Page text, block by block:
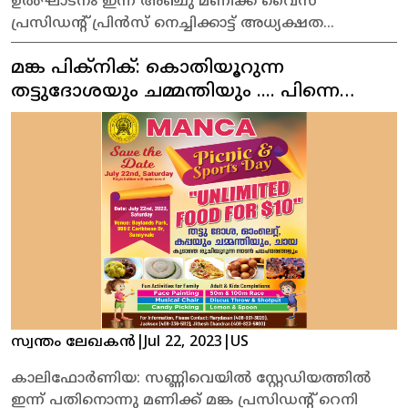
പ്രസിഡന്റ് പ്രിൻസ് നെച്ചിക്കാട്ട് അധ്യക്ഷത
വഹിക്കുന്ന യോഗത്തോട് കൂടി ആരംഭിക്കുന്നതാണ്.
സൂം പ്ലാറ്റുഫോമിലാണ് മീറ്റിംഗ് നടക്കുന്നത്. നിരവധി
വിശിഷ്ട വ്യക്തികൾ പങ്കെടുക്കുന്നു. സൂം ലിങ്ക്
ഫോമയുടെ വെബ്സൈറ്റിൽ നിന്നും
ലഭിക്കുന്നതാണ്.
മങ്ക പിക്‌നിക്: കൊതിയൂറുന്ന
തട്ടുദോശയും ചമ്മന്തിയും .... പിന്നെ
നാടൻ പലഹാരങ്ങളും
സ്വന്തം ലേഖകൻ Jul 22, 2023 US
കാലിഫോർണിയ: സണ്ണിവെയിൽ സ്റ്റേഡിയത്തിൽ
ഇന്ന് പതിനൊന്നു മണിക്ക് മങ്ക പ്രസിഡന്റ് റെനി